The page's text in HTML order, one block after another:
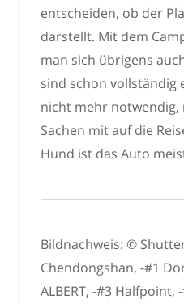
entscheiden, ob der
darstellt. Mit dem
man sich übrigens
sind schon vollständig
nicht mehr notwendig,
Sachen mit auf die
Hund ist das Auto
Bildnachweis: ©
Chendongshan, -#1
ALBERT, -#3 Halfpoint,